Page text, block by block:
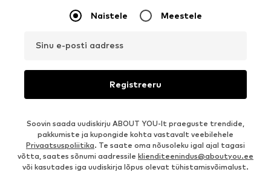
Naistele Meestele
Sinu e-posti aadress
Registreeru
Soovin saada uudiskirju ABOUT YOU-lt praeguste trendide,
pakkumiste ja kupongide kohta vastavalt veebilehele
Privaatsuspoliitika. Te saate oma nõusoleku igal ajal tagasi
võtta, saates sõnumi aadressile klienditeenindus@aboutyou.ee
või kasutades iga uudiskirja lõpus olevat tühistamisvõimalust.